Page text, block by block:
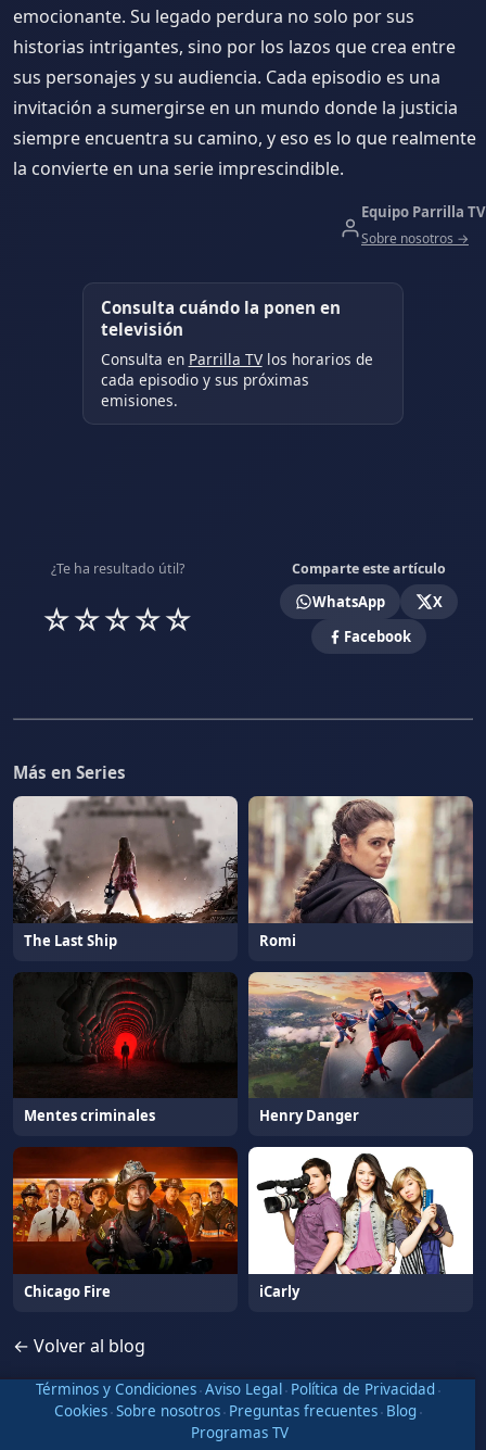
emocionante. Su legado perdura no solo por sus
historias intrigantes, sino por los lazos que crea entre
sus personajes y su audiencia. Cada episodio es una
invitación a sumergirse en un mundo donde la justicia
siempre encuentra su camino, y eso es lo que realmente
la convierte en una serie imprescindible.
Equipo Parrilla TV
Sobre nosotros →
Consulta cuándo la ponen en
televisión
Consulta en Parrilla TVlos horarios de
cada episodio y sus próximas
emisiones.
¿Te ha resultado útil? Comparte este artículo
☆☆☆☆☆ WhatsApp
X
Facebook
Más en Series
The Last Ship Romi
Mentes criminales Henry Danger
Chicago Fire iCarly
← Volver al blog
Términos y Condiciones·Aviso Legal· Política de Privacidad ·
Cookies·Sobre nosotros· Preguntas frecuentes· Blog ·
Programas TV